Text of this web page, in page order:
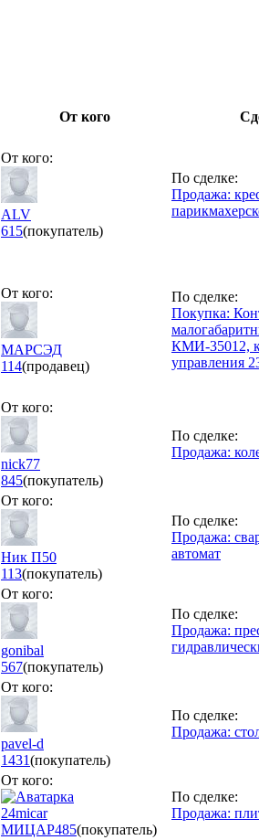
От кого
От кого:
ALV
615(покупатель)
По сделке:
Продажа:
От кого:
МАРСЭД
114(продавец)
По сделке:
Покупка:
КМИ-35012,
управления
От кого:
nick77
845(покупатель)
По сделке:
Продажа:
От кого:
Ник П50
113(покупатель)
По сделке:
Продажа:
автомат
От кого:
gonibal
567(покупатель)
По сделке:
Продажа:
От кого:
pavel-d
1431(покупатель)
По сделке:
Продажа:
От кого:
24micar
МИЦАР485(покупатель)
По сделке:
Продажа: